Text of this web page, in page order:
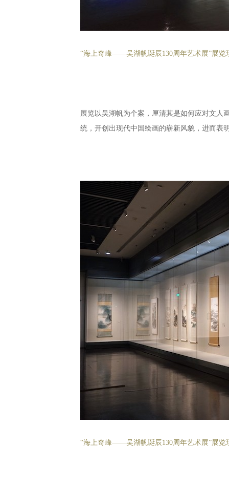
“海上奇峰——吴湖帆诞辰130周年艺术展”展览
展览以吴湖帆为个案，厘清其是如何应对文人
统，开创出现代中国绘画的崭新风貌，进而表
“海上奇峰——吴湖帆诞辰130周年艺术展”展览